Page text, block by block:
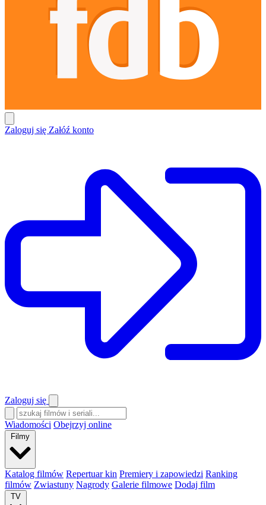
Zaloguj się Załóź konto
Zaloguj się
Wiadomości Obejrzyj online
Filmy
Katalog filmów Repertuar kin Premiery i zapowiedzi Ranking
filmów Zwiastuny Nagrody Galerie filmowe Dodaj film
TV